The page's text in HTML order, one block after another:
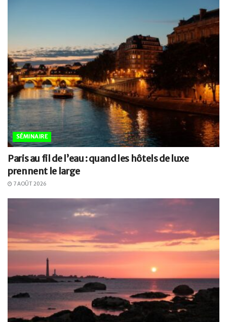
SÉMINAIRE
Paris au fil de l’eau : quand les hôtels de luxe
prennent le large
7 AOÛT 2026